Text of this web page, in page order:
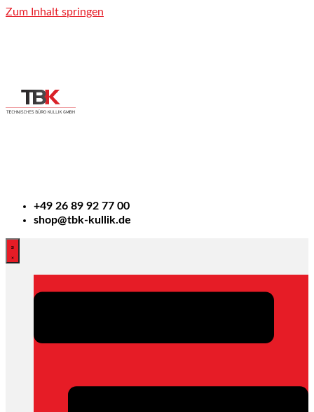
Zum Inhalt springen
+49 26 89 92 77 00
shop@tbk-kullik.de